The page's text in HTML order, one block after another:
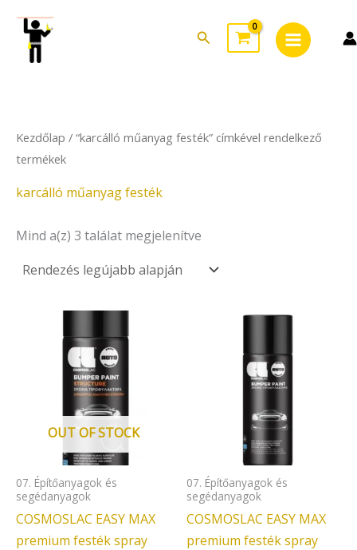
content
Search
Menu
Kezdőlap / “karcálló műanyag festék” címkével rendelkező
termékek
karcálló műanyag festék
Mind a(z) 3 találat megjelenítve
latest
OUT OF STOCK
07. Építőanyagok és
segédanyagok
COSMOSLAC EASY MAX
premium festék spray
07. Építőanyagok és
segédanyagok
COSMOSLAC EASY MAX
premium festék spray